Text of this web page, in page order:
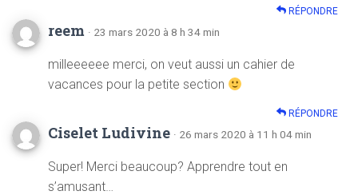
RÉPONDRE
reem · 23 mars 2020 à 8 h 34 min
milleeeeee merci, on veut aussi un cahier de
vacances pour la petite section
RÉPONDRE
Ciselet Ludivine · 26 mars 2020 à 11 h 04 min
Super! Merci beaucoup? Apprendre tout en
s’amusant…